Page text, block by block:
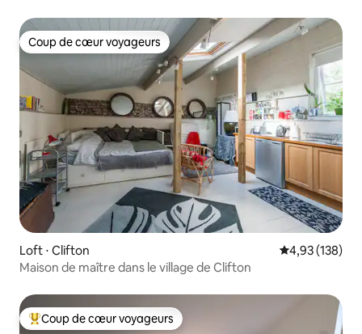
Coup de cœur voyageurs
Coup de cœur voyageurs
Loft ⋅ Clifton Évaluation
4,93 (138)
Maison de maître dans le village de Clifton
Coups de cœur voyageurs les plus appréciés
Coup de cœur voyageurs